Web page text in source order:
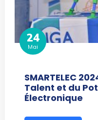
24
Mai
SMARTELEC
Talent et du
Électronique